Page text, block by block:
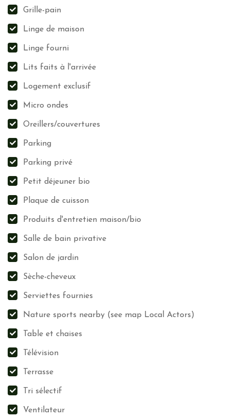
Grille-pain
Linge de maison
Linge fourni
Lits faits à l'arrivée
Logement exclusif
Micro ondes
Oreillers/couvertures
Parking
Parking privé
Petit déjeuner bio
Plaque de cuisson
Produits d'entretien maison/bio
Salle de bain privative
Salon de jardin
Sèche-cheveux
Serviettes fournies
Nature sports nearby (see map Local Actors)
Table et chaises
Télévision
Terrasse
Tri sélectif
Ventilateur